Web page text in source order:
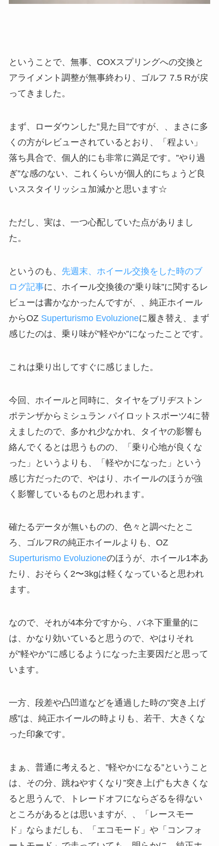
ということで、無事、COXスプリングへの交換と
アライメント調整が無事終わり、ゴルフ 7.5 Rが戻
ってきました。
まず、ローダウンした”見た目”ですが、、まさに多
くの方がレビューされているとおり、「程よい」
落ち具合で、個人的にも非常に満足です。”やり過
ぎ”な感のない、これくらいが個人的にちょうど良
いススタイリッシュ加減かと思います☆
ただし、実は、一つ心配していた点がありまし
た。
というのも、 先週末、ホイール交換をした時のブ
ログ記事に、ホイール交換後の”乗り味”に関するレ
ビューは書かなかったんですが、、純正ホイール
からOZ Superturismo Evoluzioneに履き替え、まず
感じたのは、乗り味が”軽やか”になったことです。
これは乗り出してすぐに感じました。
今回、ホイールと同時に、タイヤをブリヂストン
ポテンザからミシュラン パイロットスポーツ4に替
えましたので、多かれ少なかれ、タイヤの影響も
絡んでくるとは思うものの、「乗り心地が良くな
った」というよりも、「軽やかになった」という
感じ方だったので、やはり、ホイールのほうが強
く影響しているものと思われます。
確たるデータが無いものの、色々と調べたとこ
ろ、ゴルフRの純正ホイールよりも、OZ
Superturismo Evoluzioneのほうが、ホイール1本あ
たり、おそらく2〜3kgは軽くなっていると思われ
ます。
なので、それが4本分ですから、バネ下重量的に
は、かなり効いていると思うので、やはりそれ
が”軽やか”に感じるようになった主要因だと思って
います。
一方、段差や凸凹道などを通過した時の”突き上げ
感”は、純正ホイールの時よりも、若干、大きくな
った印象です。
まぁ、普通に考えると、”軽やかになる”ということ
は、その分、跳ねやすくなり”突き上げ”も大きくな
ると思うんで、トレードオフにならざるを得ない
ところがあるとは思いますが、、「レースモー
ド」ならまだしも、「エコモード」や「コンフォ